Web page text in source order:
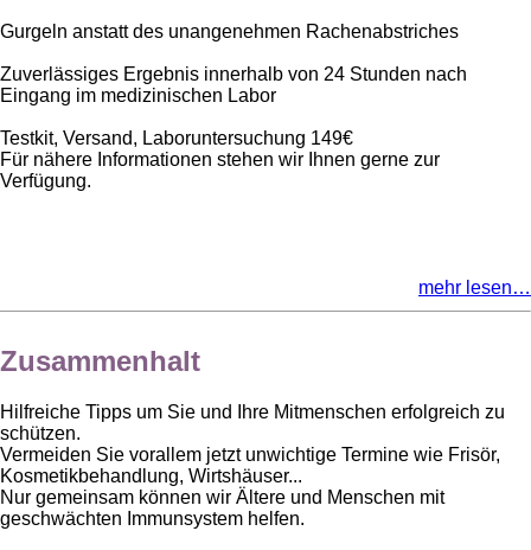
Gurgeln anstatt des unangenehmen Rachenabstriches
Zuverlässiges Ergebnis innerhalb von 24 Stunden nach
Eingang im medizinischen Labor
Testkit, Versand, Laboruntersuchung 149€
Für nähere Informationen stehen wir Ihnen gerne zur
Verfügung.
mehr lesen…
Zusammenhalt
Hilfreiche Tipps um Sie und Ihre Mitmenschen erfolgreich zu
schützen.
Vermeiden Sie vorallem jetzt unwichtige Termine wie Frisör,
Kosmetikbehandlung, Wirtshäuser...
Nur gemeinsam können wir Ältere und Menschen mit
geschwächten Immunsystem helfen.